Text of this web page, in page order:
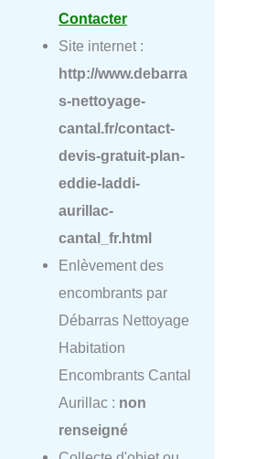
Contacter
Site internet :
http://www.debarra
s-nettoyage-
cantal.fr/contact-
devis-gratuit-plan-
eddie-laddi-
aurillac-
cantal_fr.html
Enlèvement des
encombrants par
Débarras Nettoyage
Habitation
Encombrants Cantal
Aurillac : non
renseigné